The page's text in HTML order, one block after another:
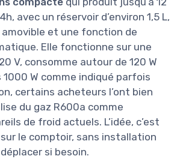
avec un réservoir d’environ 1,5 L,
amovible et une fonction de
Elle fonctionne sur une
V, consomme autour de 120 W
W comme indiqué parfois
certains acheteurs l’ont bien
du gaz R600a comme
de froid actuels. L’idée, c’est
le comptoir, sans installation
si besoin.